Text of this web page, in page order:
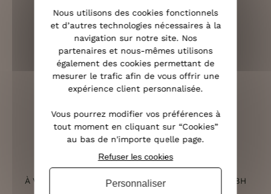
LIVRAISON RAPIDE
OFFERTE DÈS 70€
RETOURS SOUS 14 JOURS
SERVICE CLIENT
À VOTRE ÉCOUTE DU LUNDI AU SAMEDI DE 10H À 18H
Nous utilisons des cookies fonctionnels
et d’autres technologies nécessaires à la
navigation sur notre site. Nos
partenaires et nous-mêmes utilisons
également des cookies permettant de
mesurer le trafic afin de vous offrir une
expérience client personnalisée.
Vous pourrez modifier vos préférences à
tout moment en cliquant sur “Cookies”
au bas de n'importe quelle page.
Refuser les cookies
Personnaliser